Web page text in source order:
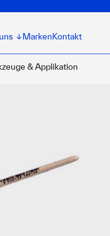
↓ Marken Kontakt
& Applikation